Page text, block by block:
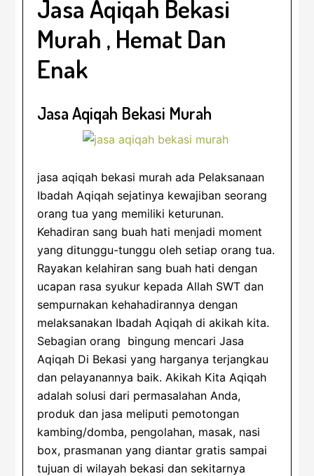
Jasa Aqiqah Bekasi
Murah , Hemat Dan
Enak
Jasa Aqiqah Bekasi Murah
jasa aqiqah bekasi murah ada Pelaksanaan
Ibadah Aqiqah sejatinya kewajiban seorang
orang tua yang memiliki keturunan.
Kehadiran sang buah hati menjadi moment
yang ditunggu-tunggu oleh setiap orang tua.
Rayakan kelahiran sang buah hati dengan
ucapan rasa syukur kepada Allah SWT dan
sempurnakan kehahadirannya dengan
melaksanakan Ibadah Aqiqah di akikah kita.
Sebagian orang bingung mencari Jasa
Aqiqah Di Bekasi yang harganya terjangkau
dan pelayanannya baik. Akikah Kita Aqiqah
adalah solusi dari permasalahan Anda,
produk dan jasa meliputi pemotongan
kambing/domba, pengolahan, masak, nasi
box, prasmanan yang diantar gratis sampai
tujuan di wilayah bekasi dan sekitarnya